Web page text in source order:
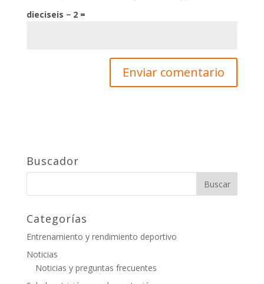
dieciseis − 2 =
Buscador
Categorías
Entrenamiento y rendimiento deportivo
Noticias
Noticias y preguntas frecuentes